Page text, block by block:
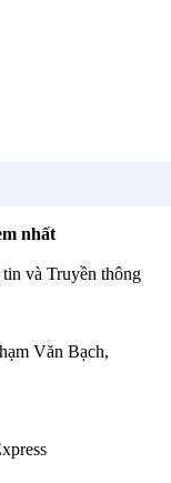
nhất
và Truyền thông
Văn Bạch,